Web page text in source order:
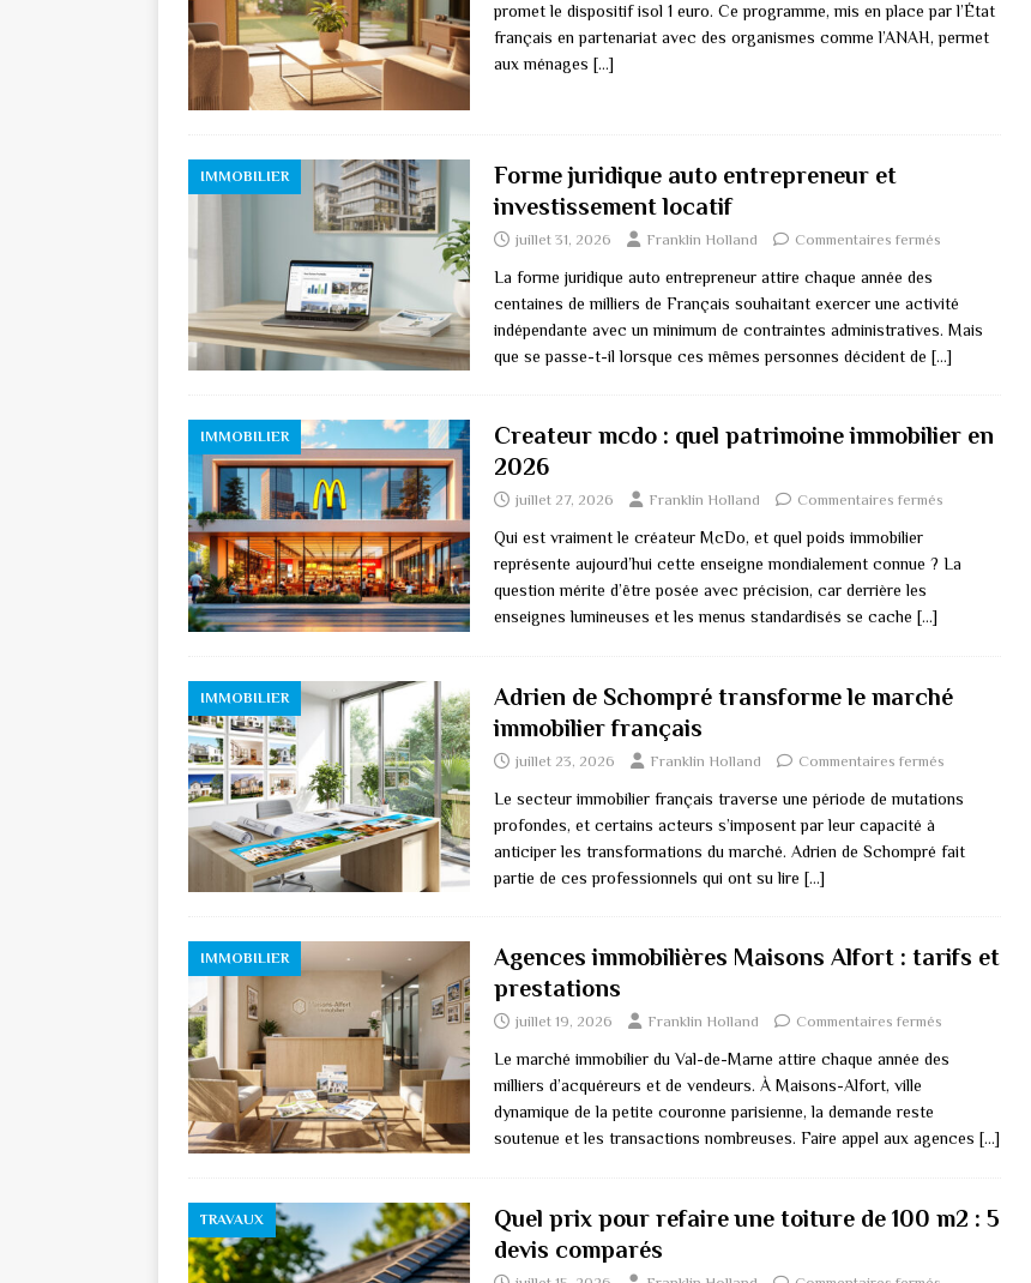
promet le dispositif isol 1 euro. Ce programme, mis en place par l’État
français en partenariat avec des organismes comme l’ANAH, permet
aux ménages […]
IMMOBILIER
Forme juridique auto entrepreneur et
investissement locatif
juillet 31, 2026 Franklin Holland Commentaires fermés
La forme juridique auto entrepreneur attire chaque année des
centaines de milliers de Français souhaitant exercer une activité
indépendante avec un minimum de contraintes administratives. Mais
que se passe-t-il lorsque ces mêmes personnes décident de […]
IMMOBILIER
Createur mcdo : quel patrimoine immobilier en
2026
juillet 27, 2026 Franklin Holland Commentaires fermés
Qui est vraiment le créateur McDo, et quel poids immobilier
représente aujourd’hui cette enseigne mondialement connue ? La
question mérite d’être posée avec précision, car derrière les
enseignes lumineuses et les menus standardisés se cache […]
IMMOBILIER
Adrien de Schompré transforme le marché
immobilier français
juillet 23, 2026 Franklin Holland Commentaires fermés
Le secteur immobilier français traverse une période de mutations
profondes, et certains acteurs s’imposent par leur capacité à
anticiper les transformations du marché. Adrien de Schompré fait
partie de ces professionnels qui ont su lire […]
IMMOBILIER
Agences immobilières Maisons Alfort : tarifs et
prestations
juillet 19, 2026 Franklin Holland Commentaires fermés
Le marché immobilier du Val-de-Marne attire chaque année des
milliers d’acquéreurs et de vendeurs. À Maisons-Alfort, ville
dynamique de la petite couronne parisienne, la demande reste
soutenue et les transactions nombreuses. Faire appel aux agences […]
TRAVAUX
Quel prix pour refaire une toiture de 100 m2 : 5
devis comparés